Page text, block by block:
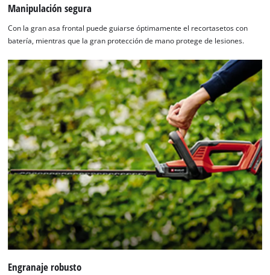
Manipulación segura
Con la gran asa frontal puede guiarse óptimamente el recortasetos con
batería, mientras que la gran protección de mano protege de lesiones.
Engranaje robusto